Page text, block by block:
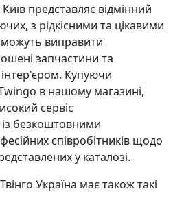
представляє відмінний
з рідкісними та цікавими
виправити
запчастини та
Купуючи
в нашому магазині,
сервіс
безкоштовними
співробітників щодо
у каталозі.
Україна має також такі